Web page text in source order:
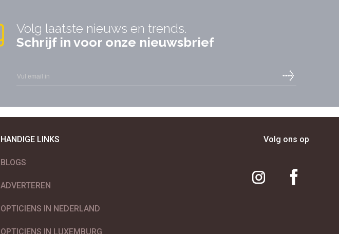
Volg laatste nieuws en trends.
Schrijf in voor onze nieuwsbrief
HANDIGE LINKS
BLOGS
ADVERTEREN
OPTICIENS IN NEDERLAND
OPTICIENS IN LUXEMBURG
Volg ons op